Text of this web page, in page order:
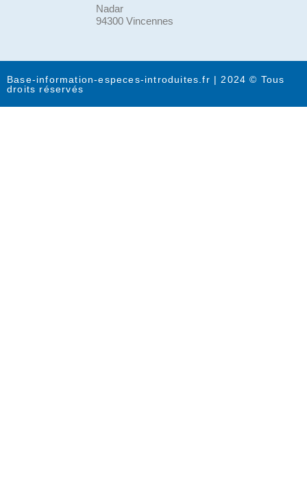
Nadar
94300 Vincennes
Base-information-especes-introduites.fr | 2024 © Tous
droits réservés